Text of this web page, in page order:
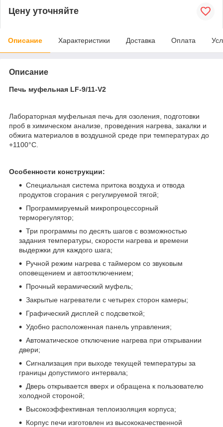
Цену уточняйте
Описание Характеристики Доставка Оплата
Описание
Печь муфельная LF-9/11-V2
Лабораторная муфельная печь для озоления, подготовки
проб в химическом анализе, проведения нагрева, закалки и
обжига материалов в воздушной среде при температурах до
+1100°С.
Особенности конструкции:
Специальная система притока воздуха и отвода
продуктов сгорания с регулируемой тягой;
Программируемый микропроцессорный
терморегулятор;
Три программы по десять шагов с возможностью
задания температуры, скорости нагрева и времени
выдержки для каждого шага;
Ручной режим нагрева с таймером со звуковым
оповещением и автоотключением;
Прочный керамический муфель;
Закрытые нагреватели с четырех сторон камеры;
Графический дисплей с подсветкой;
Удобно расположенная панель управления;
Автоматическое отключение нагрева при открывании
двери;
Сигнализация при выходе текущей температуры за
границы допустимого интервала;
Дверь открывается вверх и обращена к пользователю
холодной стороной;
Высокоэффективная теплоизоляция корпуса;
Корпус печи изготовлен из высококачественной